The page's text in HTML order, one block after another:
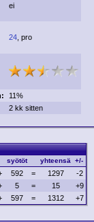
ei
24 , pro
11%
2 kk sitten
syötöt yhteensä +/-
592 = 1297
-2
5 = 15
+9
597 = 1312 +7